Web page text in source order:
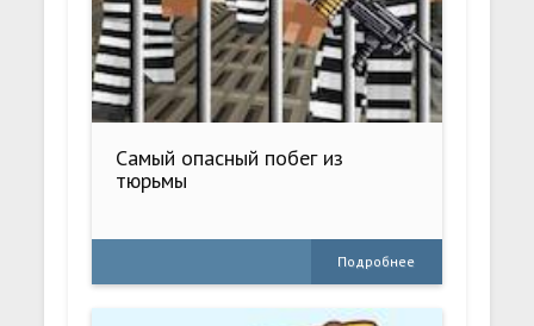
Самый опасный побег из
тюрьмы
Подробнее